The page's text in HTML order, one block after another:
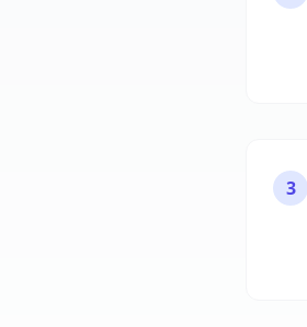
3